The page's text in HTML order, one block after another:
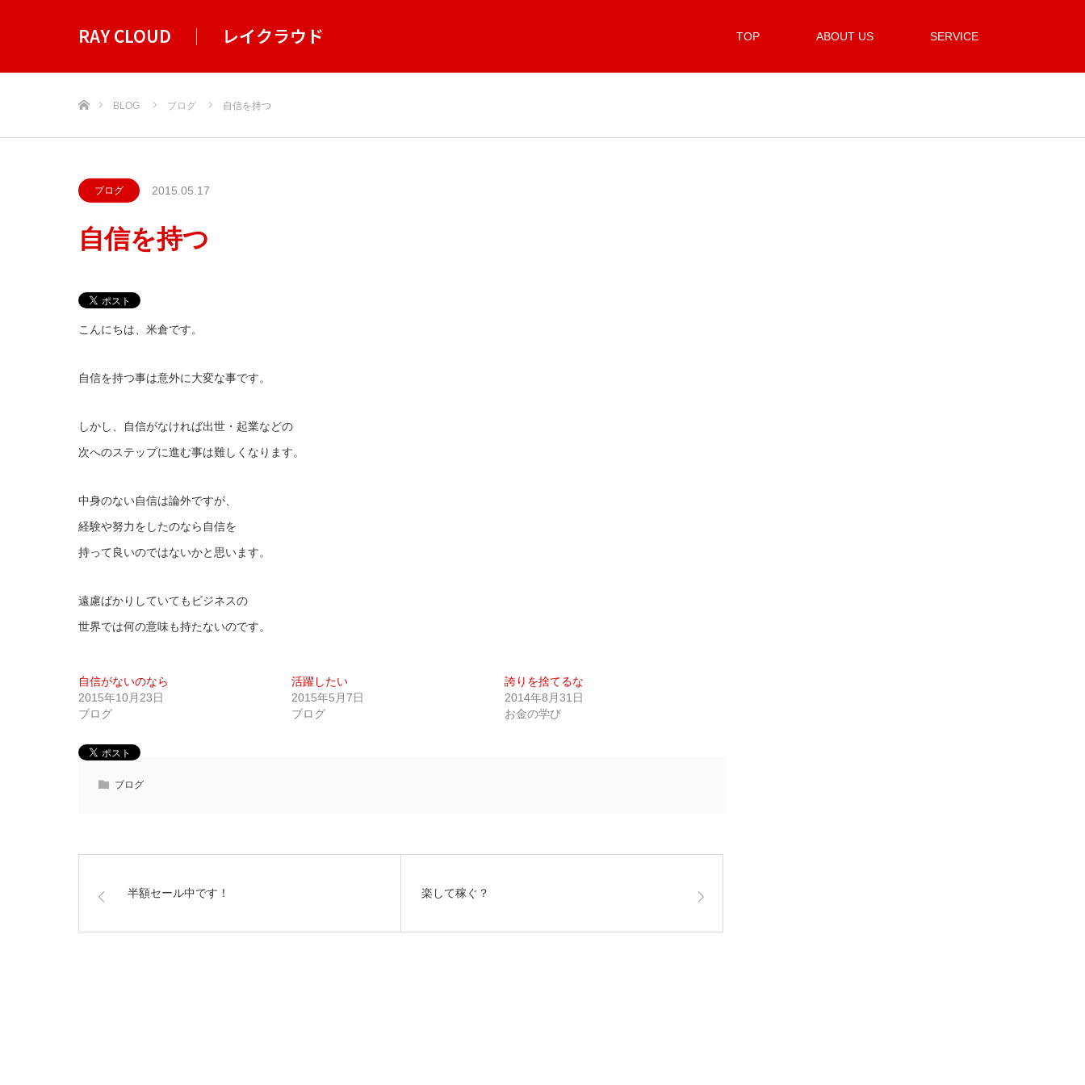
RAY CLOUD ｜ レイクラウド TOP ABOUT US SERVICE
BLOG ブログ 自信を持つ
ブログ 2015.05.17
自信を持つ
こんにちは、米倉です。
自信を持つ事は意外に大変な事です。
しかし、自信がなければ出世・起業などの
次へのステップに進む事は難しくなります。
中身のない自信は論外ですが、
経験や努力をしたのなら自信を
持って良いのではないかと思います。
遠慮ばかりしていてもビジネスの
世界では何の意味も持たないのです。
自信がないのなら
2015年10月23日
ブログ
活躍したい
2015年5月7日
ブログ
誇りを捨てるな
2014年8月31日
お金の学び
ブログ
半額セール中です！ 楽して稼ぐ？